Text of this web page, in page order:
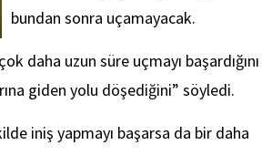
bundan sonra uçamayacak.
daha uzun süre uçmayı başardığını
giden yolu döşediğini” söyledi.
iniş yapmayı başarsa da bir daha